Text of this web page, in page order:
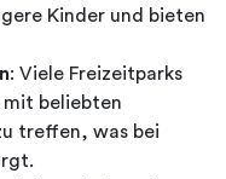
Kinder und bieten
: Viele Freizeitparks
beliebten
treffen, was bei